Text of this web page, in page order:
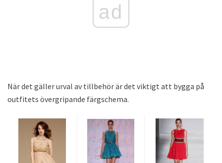
ad
När det gäller urval av tillbehör är det viktigt att bygga på
outfitets övergripande färgschema.